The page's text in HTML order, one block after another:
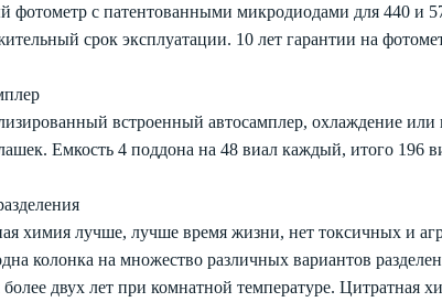
фотометр с патентованными микродиодами для 440 и
срок эксплуатации. 10 лет гарантии на
встроенный автосамплер, охлаждение или
Емкость 4 поддона на 48 виал каждый, итого 196
химия лучше, лучше время жизни, нет токсичных и
колонка на множество различных вариантов
более двух лет при комнатной температуре. Цитратная